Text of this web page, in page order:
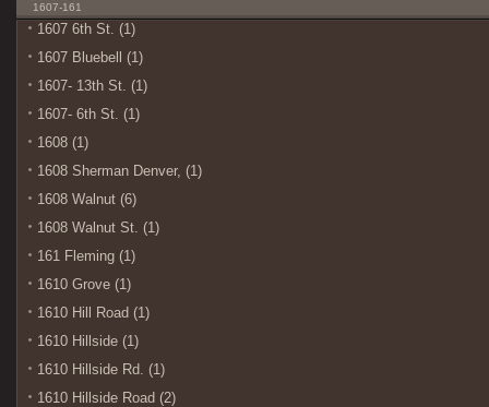
1607-161
1607 6th St. (1)
1607 Bluebell (1)
1607- 13th St. (1)
1607- 6th St. (1)
1608 (1)
1608 Sherman Denver, (1)
1608 Walnut (6)
1608 Walnut St. (1)
161 Fleming (1)
1610 Grove (1)
1610 Hill Road (1)
1610 Hillside (1)
1610 Hillside Rd. (1)
1610 Hillside Road (2)